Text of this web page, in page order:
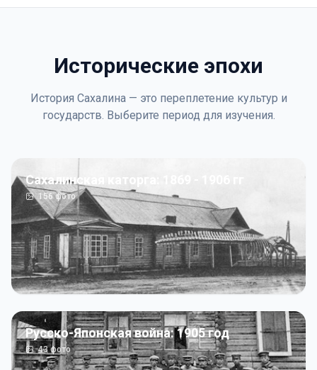
Исторические эпохи
История Сахалина — это переплетение культур и
государств. Выберите период для изучения.
Сахалинская каторга: 1869 - 1906 гг
156фото
Русско-Японская война: 1905 год
43фото